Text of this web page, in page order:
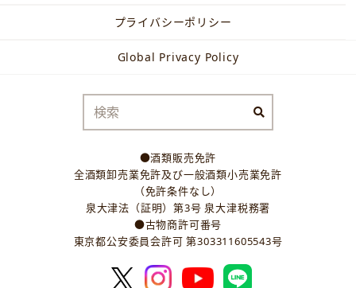
プライバシーポリシー
Global Privacy Policy
●酒類販売免許
全酒類卸売業免許及び一般酒類小売業免許
（免許条件なし）
泉大津法（証明）第3号 泉大津税務署
●古物商許可番号
東京都公安委員会許可 第303311605543号